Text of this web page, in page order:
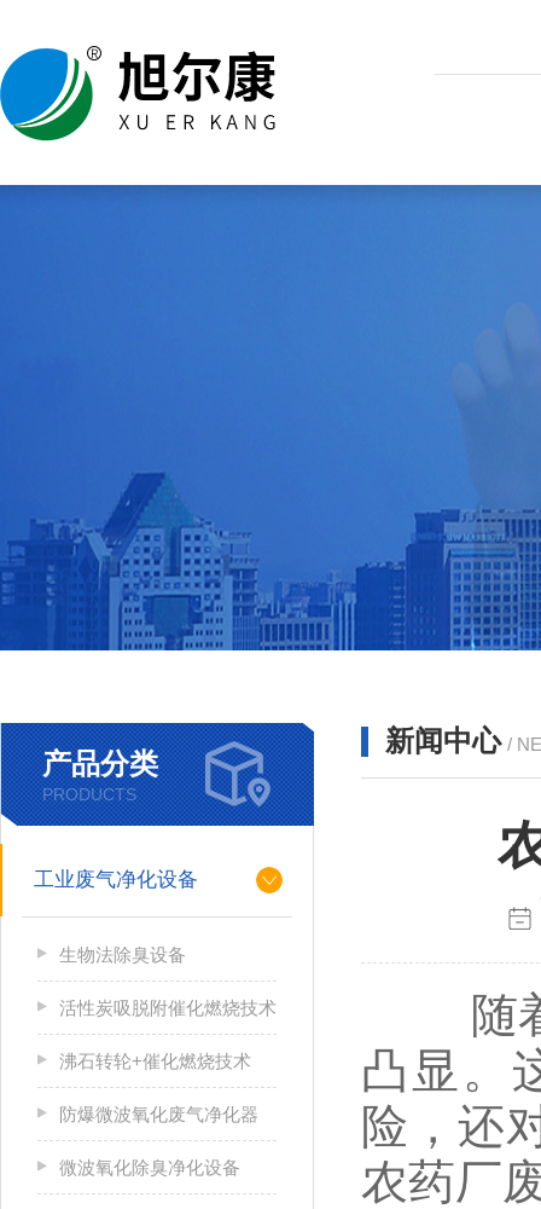
产品分类
PRODUCTS
工业废气净化设备
生物法除臭设备
活性炭吸脱附催化燃烧技术
沸石转轮+催化燃烧技术
防爆微波氧化废气净化器
微波氧化除臭净化设备
新闻中心 /
随着
凸显。
险，还
农药厂